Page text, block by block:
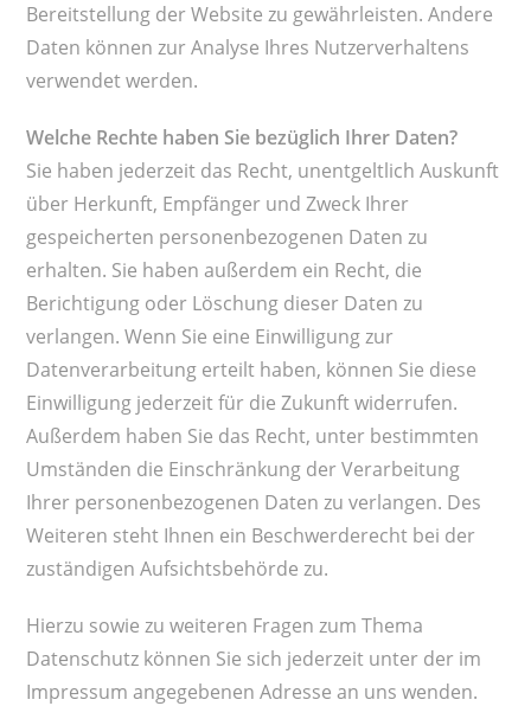
Bereitstellung der Website zu gewährleisten. Andere
Daten können zur Analyse Ihres Nutzerverhaltens
verwendet werden.
Welche Rechte haben Sie bezüglich Ihrer Daten?
Sie haben jederzeit das Recht, unentgeltlich Auskunft
über Herkunft, Empfänger und Zweck Ihrer
gespeicherten personenbezogenen Daten zu
erhalten. Sie haben außerdem ein Recht, die
Berichtigung oder Löschung dieser Daten zu
verlangen. Wenn Sie eine Einwilligung zur
Datenverarbeitung erteilt haben, können Sie diese
Einwilligung jederzeit für die Zukunft widerrufen.
Außerdem haben Sie das Recht, unter bestimmten
Umständen die Einschränkung der Verarbeitung
Ihrer personenbezogenen Daten zu verlangen. Des
Weiteren steht Ihnen ein Beschwerderecht bei der
zuständigen Aufsichtsbehörde zu.
Hierzu sowie zu weiteren Fragen zum Thema
Datenschutz können Sie sich jederzeit unter der im
Impressum angegebenen Adresse an uns wenden.